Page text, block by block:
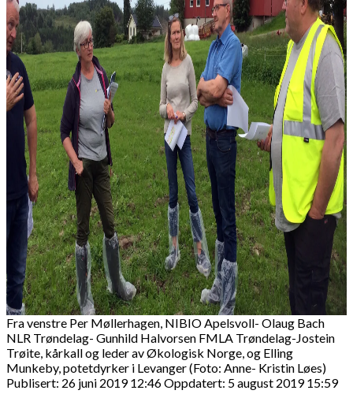
Fra venstre Per Møllerhagen, NIBIO Apelsvoll- Olaug Bach
NLR Trøndelag- Gunhild Halvorsen FMLA Trøndelag-Jostein
Trøite, kårkall og leder av Økologisk Norge, og Elling
Munkeby, potetdyrker i Levanger (Foto: Anne- Kristin Løes)
Publisert: 26 juni 2019 12:46Oppdatert: 5 august 2019 15:59